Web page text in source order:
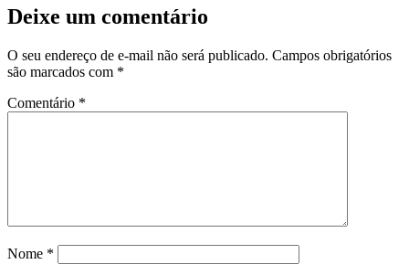
Deixe um comentário
O seu endereço de e-mail não será publicado. Campos obrigatórios
são marcados com *
Comentário *
Nome *